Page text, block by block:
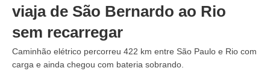
viaja de São Bernardo ao Rio
sem recarregar
Caminhão elétrico percorreu 422 km entre São Paulo e Rio com
carga e ainda chegou com bateria sobrando.